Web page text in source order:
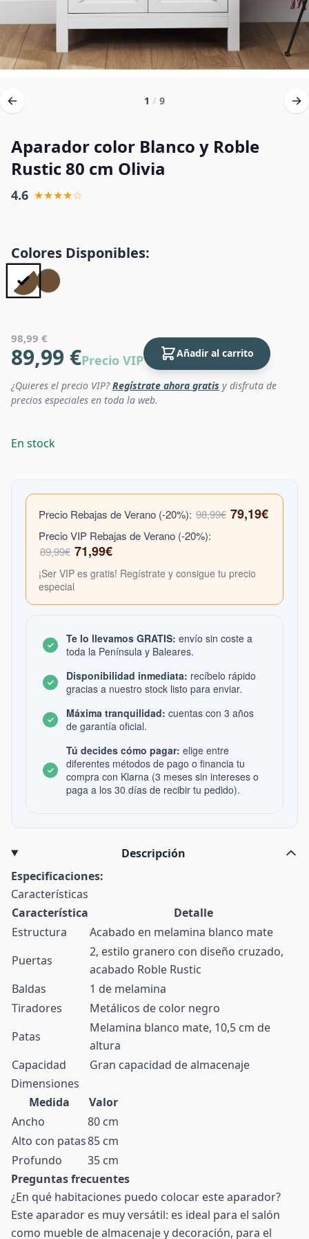
1 / 9
Aparador color Blanco y Roble
Rustic 80 cm Olivia
4.6 ★★★★☆
Colores Disponibles:
98,99 €
89,99 €Precio VIP Añadir al carrito
¿Quieres el precio VIP?Regístrate ahora gratis y disfruta de
precios especiales en toda la web.
En stock
Precio Rebajas de Verano (-20%): 98,99€ 79,19€
Precio VIP Rebajas de Verano (-20%):
89,99€ 71,99€
¡Ser VIP es gratis! Regístrate y consigue tu precio
especial
Te lo llevamos GRATIS: envío sin coste a
toda la Península y Baleares.
Disponibilidad inmediata: recíbelo rápido
gracias a nuestro stock listo para enviar.
Máxima tranquilidad: cuentas con 3 años
de garantía oficial.
Tú decides cómo pagar: elige entre
diferentes métodos de pago o financia tu
compra con Klarna (3 meses sin intereses o
paga a los 30 días de recibir tu pedido).
Descripción
Especificaciones:
Características
Característica
Detalle
Estructura
Acabado en melamina blanco mate
Puertas
2, estilo granero con diseño cruzado,
acabado Roble Rustic
Baldas
1 de melamina
Tiradores
Metálicos de color negro
Patas
Melamina blanco mate, 10,5 cm de
altura
Capacidad
Gran capacidad de almacenaje
Dimensiones
Medida
Valor
Ancho
80 cm
Alto con patas85 cm
Profundo
35 cm
Preguntas frecuentes
¿En qué habitaciones puedo colocar este aparador?
Este aparador es muy versátil: es ideal para el salón
como mueble de almacenaje y decoración, para el